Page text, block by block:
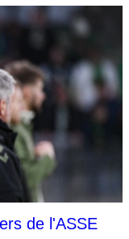
de l'ASSE